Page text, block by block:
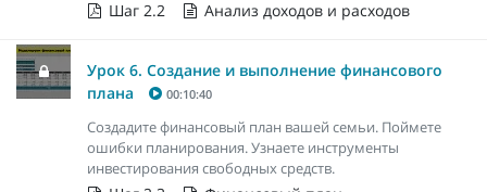
Шаг 2.2 Анализ доходов и расходов
Урок 6. Создание и выполнение финансового
плана
00:10:40
Создадите финансовый план вашей семьи. Поймете
ошибки планирования. Узнаете инструменты
инвестирования свободных средств.